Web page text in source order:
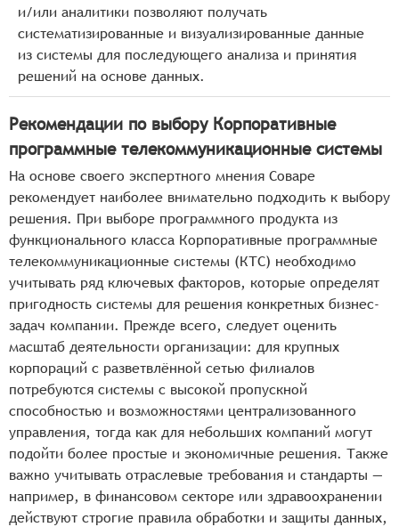
и/или аналитики позволяют получать
систематизированные и визуализированные данные
из системы для последующего анализа и принятия
решений на основе данных.
Рекомендации по выбору Корпоративные
программные телекоммуникационные системы
На основе своего экспертного мнения Соваре
рекомендует наиболее внимательно подходить к выбору
решения. При выборе программного продукта из
функционального класса Корпоративные программные
телекоммуникационные системы (КТС) необходимо
учитывать ряд ключевых факторов, которые определят
пригодность системы для решения конкретных бизнес-
задач компании. Прежде всего, следует оценить
масштаб деятельности организации: для крупных
корпораций с разветвлённой сетью филиалов
потребуются системы с высокой пропускной
способностью и возможностями централизованного
управления, тогда как для небольших компаний могут
подойти более простые и экономичные решения. Также
важно учитывать отраслевые требования и стандарты —
например, в финансовом секторе или здравоохранении
действуют строгие правила обработки и защиты данных,